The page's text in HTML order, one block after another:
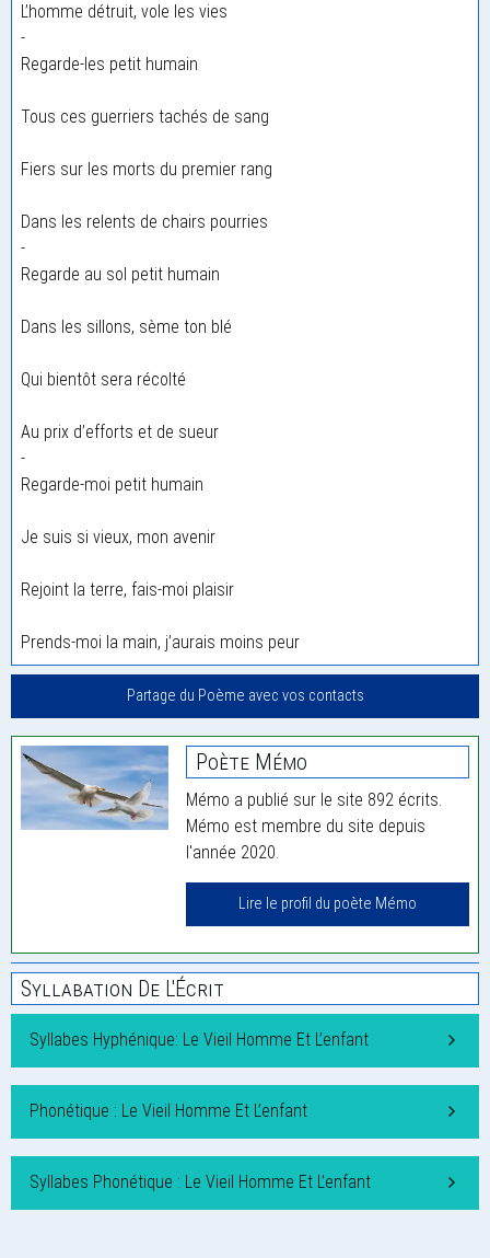
L’homme détruit, vole les vies
-
Regarde-les petit humain
Tous ces guerriers tachés de sang
Fiers sur les morts du premier rang
Dans les relents de chairs pourries
-
Regarde au sol petit humain
Dans les sillons, sème ton blé
Qui bientôt sera récolté
Au prix d’efforts et de sueur
-
Regarde-moi petit humain
Je suis si vieux, mon avenir
Rejoint la terre, fais-moi plaisir
Prends-moi la main, j’aurais moins peur
Partage du Poème avec vos contacts
Poète Mémo
Mémo a publié sur le site 892 écrits.
Mémo est membre du site depuis
l'année 2020.
Lire le profil du poète Mémo
Syllabation De L'Écrit
Syllabes Hyphénique: Le Vieil Homme Et L’enfant
Phonétique : Le Vieil Homme Et L’enfant
Syllabes Phonétique : Le Vieil Homme Et L’enfant